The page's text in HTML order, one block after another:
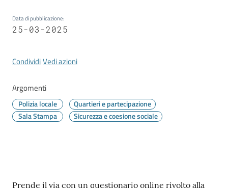
Argomenti
Seguici
Data di pubblicazione:
25-03-2025
CondividiVedi azioni
Argomenti
Polizia locale
Quartieri e partecipazione
Sala Stampa
Sicurezza e coesione sociale
Prende il via con un questionario online rivolto alla